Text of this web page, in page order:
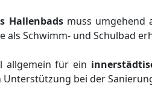
Hallenbads muss umgehend
als Schwimm- und Schulbad
allgemein für ein
Unterstützung bei der